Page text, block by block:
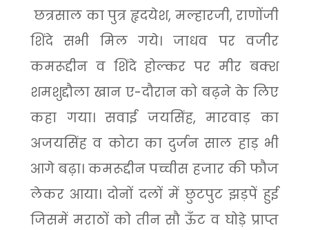
छत्रसाल का पुत्र हृदयेश, मल्हारजी,राणोंजी
शिंदे सभी मिल गये। जाधव पर वजीर
कमरूद्दीन व शिंदे होल्कर पर मीर बक्श
शमशुद्दौला खान ए-दौरान को बढ़ने के लिए
कहा गया। सवाई जयसिंह,मारवाड़ का
अजयसिंह व कोटा का दुर्जन साल हाड़ भी
आगे बढ़ा। कमरूद्दीन पच्चीस हजार की फौज
लेकर आया। दोनों दलों में छुटपुट झड़पें हुई
जिसमें मराठों को तीन सौ ऊँट व घोड़े प्राप्त